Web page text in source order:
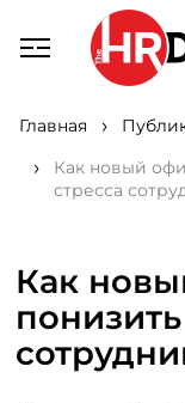
Главная
Как новый
стресса
Как